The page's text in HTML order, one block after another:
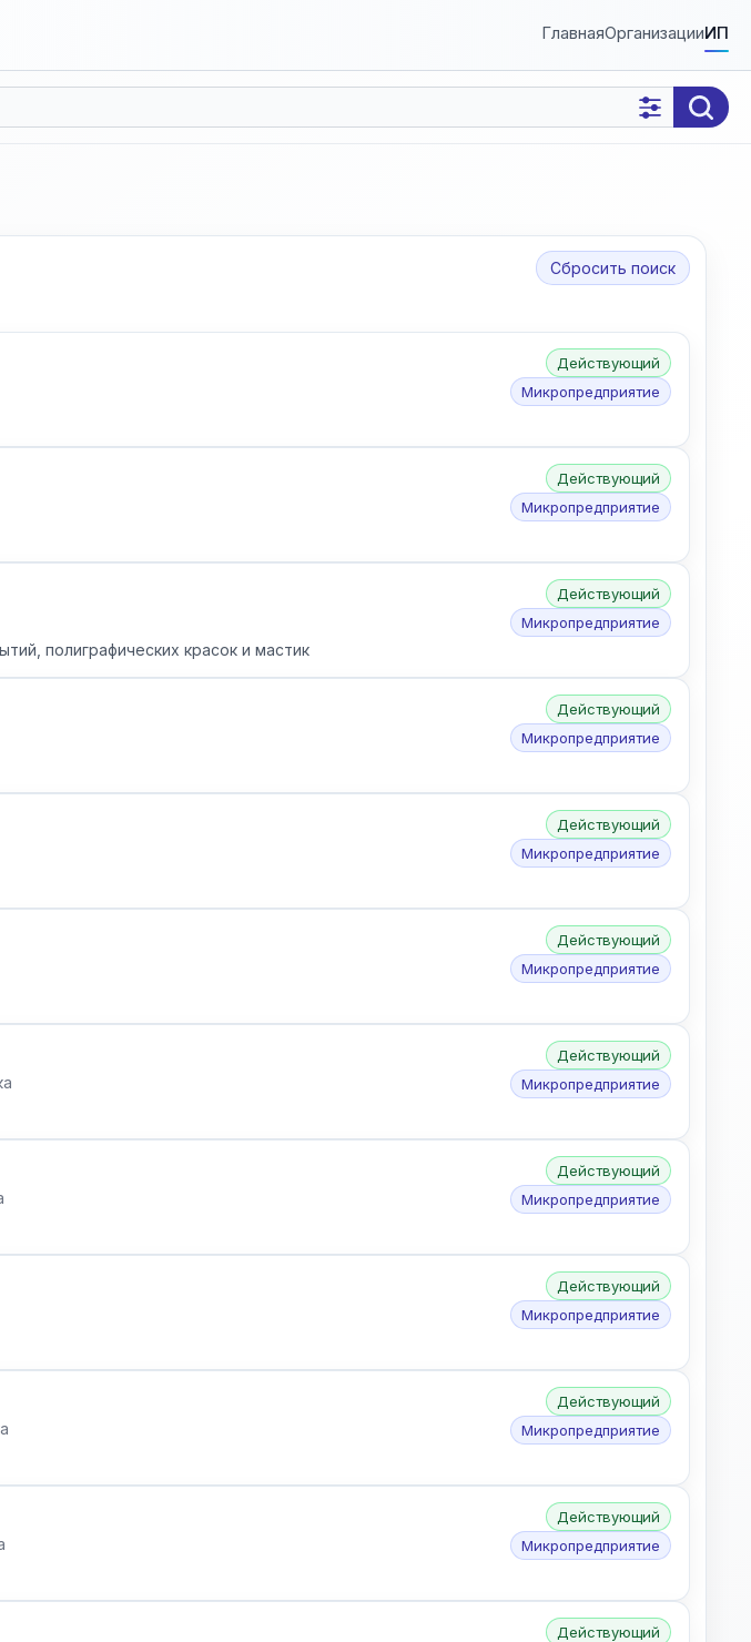
ГлавнаяОрганизацииИП
Сбросить поиск
Действующий
Микропредприятие
Действующий
Микропредприятие
полиграфических красок и мастик
Действующий
Микропредприятие
Действующий
Микропредприятие
Действующий
Микропредприятие
Действующий
Микропредприятие
Действующий
Микропредприятие
Действующий
Микропредприятие
Действующий
Микропредприятие
Действующий
Микропредприятие
Действующий
Микропредприятие
Действующий